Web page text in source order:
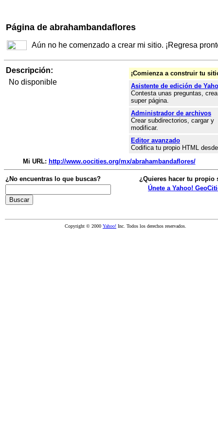
Página de abrahambandaflores
Aún no he comenzado a crear mi sitio. ¡Regresa
Descripción:
No disponible
¡Comienza a construir tu
Asistente de edición de
Contesta unas preguntas,
super página.
Administrador de archivos
Crear subdirectorios, cargar y
modificar.
Editor avanzado
Codifica tu propio HTML
Mi URL: http://www.oocities.org/mx/abrahambandaflores/
¿No encuentras lo que buscas?
¿Quieres hacer tu propio
Únete a Yahoo!
Copyright © 2000 Yahoo! Inc. Todos los derechos reservados.